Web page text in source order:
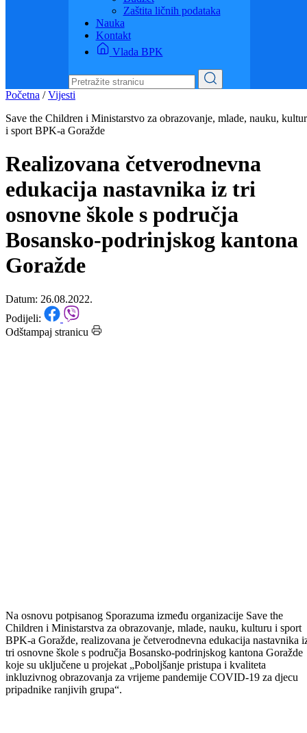
Dokumenti
Zakoni i propisi
Budžet
Zaštita ličnih podataka
Nauka
Kontakt
Vlada BPK
Početna/Vijesti
Save the Children i Ministarstvo za obrazovanje, mlade, nauku,
i sport BPK-a Goražde
Realizovana četverodnevna
edukacija nastavnika iz tri
osnovne škole s područja
Bosansko-podrinjskog kantona
Goražde
Datum: 26.08.2022.